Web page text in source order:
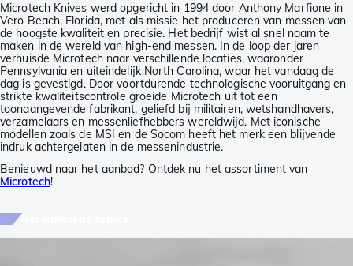
Microtech Knives werd opgericht in 1994 door Anthony Marfione in
Vero Beach, Florida, met als missie het produceren van messen van
de hoogste kwaliteit en precisie. Het bedrijf wist al snel naam te
maken in de wereld van high-end messen. In de loop der jaren
verhuisde Microtech naar verschillende locaties, waaronder
Pennsylvania en uiteindelijk North Carolina, waar het vandaag de
dag is gevestigd. Door voortdurende technologische vooruitgang en
strikte kwaliteitscontrole groeide Microtech uit tot een
toonaangevende fabrikant, geliefd bij militairen, wetshandhavers,
verzamelaars en messenliefhebbers wereldwijd. Met iconische
modellen zoals de MSI en de Socom heeft het merk een blijvende
indruk achtergelaten in de messenindustrie.
Benieuwd naar het aanbod? Ontdek nu het assortiment van
Microtech!